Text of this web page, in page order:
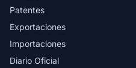
Patentes
Exportaciones
Importaciones
Diario Oficial